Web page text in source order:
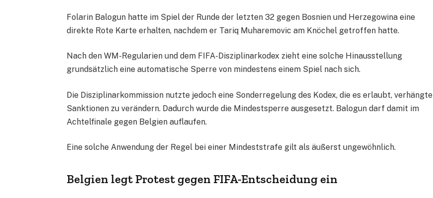
Folarin Balogun hatte im Spiel der Runde der letzten 32 gegen Bosnien und Herzegowina eine
direkte Rote Karte erhalten, nachdem er Tariq Muharemovic am Knöchel getroffen hatte.
Nach den WM-Regularien und dem FIFA-Disziplinarkodex zieht eine solche Hinausstellung
grundsätzlich eine automatische Sperre von mindestens einem Spiel nach sich.
Die Disziplinarkommission nutzte jedoch eine Sonderregelung des Kodex, die es erlaubt, verhängte
Sanktionen zu verändern. Dadurch wurde die Mindestsperre ausgesetzt. Balogun darf damit im
Achtelfinale gegen Belgien auflaufen.
Eine solche Anwendung der Regel bei einer Mindeststrafe gilt als äußerst ungewöhnlich.
Belgien legt Protest gegen FIFA-Entscheidung ein